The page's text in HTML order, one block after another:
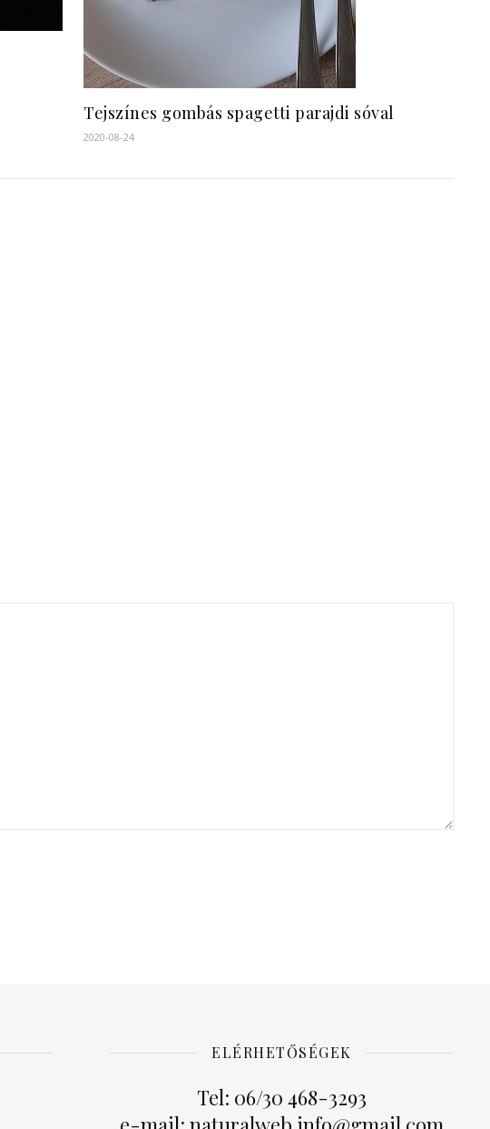
Tejszínes gombás spagetti parajdi sóval
2020-08-24
ELÉRHETŐSÉGEK
Tel: 06/30 468-3293